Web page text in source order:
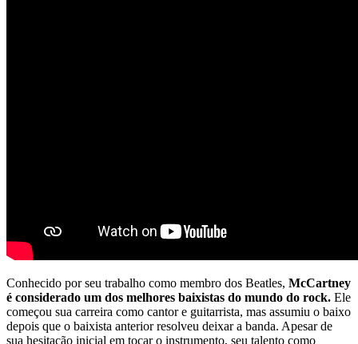
Conhecido por seu trabalho como membro dos Beatles, McCartney
é considerado um dos melhores baixistas do mundo do rock. Ele
começou sua carreira como cantor e guitarrista, mas assumiu o baixo
depois que o baixista anterior resolveu deixar a banda. Apesar de
sua hesitação inicial em tocar o instrumento, seu talento como